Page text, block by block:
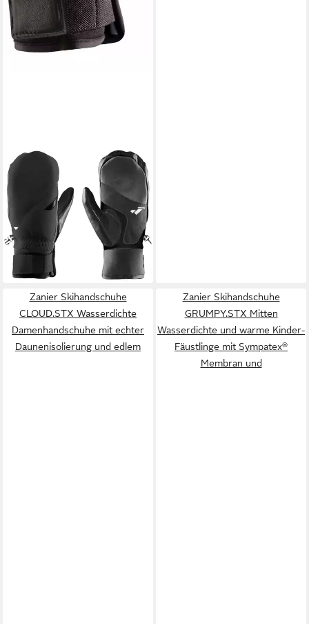
ZANIER
Skihandschuhe ZENITH.GTX
Mitten Unisex Fäustlinge aus
Voll-Leder mit GORE-TEX®
für optimale
89,45 €
UVP 129,99 €
-31%
lieferbar - in 2-3 Werktagen bei dir
Zanier Skihandschuhe
CLOUD.STX Wasserdichte
Damenhandschuhe mit echter
Daunenisolierung und edlem
Zanier Skihandschuhe
GRUMPY.STX Mitten
Wasserdichte und warme Kinder-
Fäustlinge mit Sympatex®
Membran und